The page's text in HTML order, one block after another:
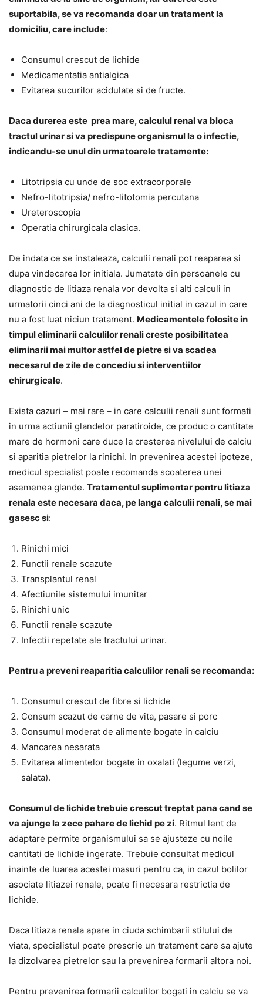
suportabila, se va recomanda doar un tratament la
domiciliu, care include:
Consumul crescut de lichide
Medicamentatia antialgica
Evitarea sucurilor acidulate si de fructe.
Daca durerea este prea mare, calculul renal va bloca
tractul urinar si va predispune organismul la o infectie,
indicandu-se unul din urmatoarele tratamente:
Litotripsia cu unde de soc extracorporale
Nefro-litotripsia/ nefro-litotomia percutana
Ureteroscopia
Operatia chirurgicala clasica.
De indata ce se instaleaza, calculii renali pot reaparea si
dupa vindecarea lor initiala. Jumatate din persoanele cu
diagnostic de litiaza renala vor devolta si alti calculi in
urmatorii cinci ani de la diagnosticul initial in cazul in care
nu a fost luat niciun tratament. Medicamentele folosite in
timpul eliminarii calculilor renali creste posibilitatea
eliminarii mai multor astfel de pietre si va scadea
necesarul de zile de concediu si interventiilor
chirurgicale.
Exista cazuri – mai rare – in care calculii renali sunt formati
in urma actiunii glandelor paratiroide, ce produc o cantitate
mare de hormoni care duce la cresterea nivelului de calciu
si aparitia pietrelor la rinichi. In prevenirea acestei ipoteze,
medicul specialist poate recomanda scoaterea unei
asemenea glande. Tratamentul suplimentar pentru litiaza
renala este necesara daca, pe langa calculii renali, se mai
gasesc si:
Rinichi mici
Functii renale scazute
Transplantul renal
Afectiunile sistemului imunitar
Rinichi unic
Functii renale scazute
Infectii repetate ale tractului urinar.
Pentru a preveni reaparitia calculilor renali se recomanda:
Consumul crescut de fibre si lichide
Consum scazut de carne de vita, pasare si porc
Consumul moderat de alimente bogate in calciu
Mancarea nesarata
Evitarea alimentelor bogate in oxalati (legume verzi,
salata).
Consumul de lichide trebuie crescut treptat pana cand se
va ajunge la zece pahare de lichid pe zi. Ritmul lent de
adaptare permite organismului sa se ajusteze cu noile
cantitati de lichide ingerate. Trebuie consultat medicul
inainte de luarea acestei masuri pentru ca, in cazul bolilor
asociate litiazei renale, poate fi necesara restrictia de
lichide.
Daca litiaza renala apare in ciuda schimbarii stilului de
viata, specialistul poate prescrie un tratament care sa ajute
la dizolvarea pietrelor sau la prevenirea formarii altora noi.
Pentru prevenirea formarii calculilor bogati in calciu se va